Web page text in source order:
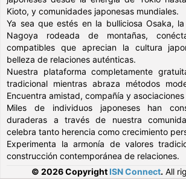
Kioto, y comunidades japonesas mundiales.
Ya sea que estés en la bulliciosa Osaka,
Nagoya rodeada de montañas,
compatibles que aprecian la cultura
belleza de relaciones auténticas.
Nuestra plataforma completamente
tradicional mientras abraza métodos
Encuentra amistad, compañía y
Miles de individuos japoneses han
duraderas a través de nuestra
celebra tanto herencia como crecimiento
Experimenta la armonía de valores
construcción contemporánea de relaciones.
© 2026 Copyright ISN Connect. All